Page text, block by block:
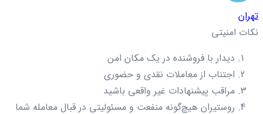
تهران
نکات امنیتی
دیدار با فروشنده در یک مکان امن
اجتناب از معاملات نقدی و حضوری
مراقب پیشنهادات غیر واقعی باشید
روستیران هیچ‌گونه منفعت و مسئولیتی در قبال معامله شما